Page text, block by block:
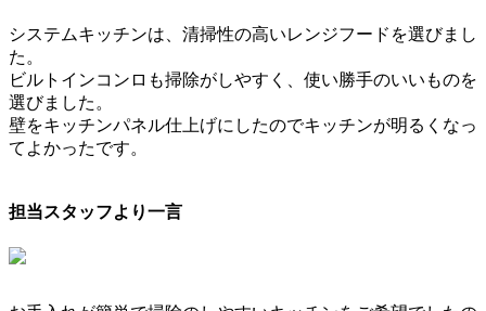
システムキッチンは、清掃性の高いレンジフードを選びまし
た。
ビルトインコンロも掃除がしやすく、使い勝手のいいものを
選びました。
壁をキッチンパネル仕上げにしたのでキッチンが明るくなっ
てよかったです。
担当スタッフより一言